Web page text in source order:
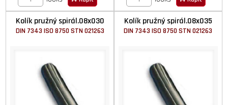
Kolík pružný spirál.08x030
DIN 7343 ISO 8750 STN 021263
Kolík pružný spirál.08x035
DIN 7343 ISO 8750 STN 021263